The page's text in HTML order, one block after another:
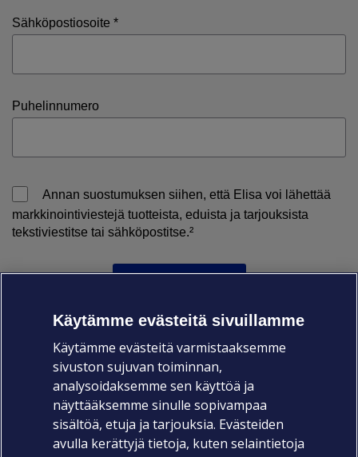
Sähköpostiosoite *
Puhelinnumero
Annan suostumuksen siihen, että Elisa voi lähettää
markkinointiviestejä tuotteista, eduista ja tarjouksista
tekstiviestitse tai sähköpostitse.²
¹ ²) Katso tarkemmin Elisan tietosuojaperiaatteet. Voit milloin
tahansa peruuttaa antamasi suostumuksen
Ilmoittautuessasi webinaariimme, tapahtumaamme tai
lataamalla jonkin oppaistamme tallennamme sinusta tarvittavat
yhteystiedot ja yhdistämme ne asiakastietojärjestelmäämme.
Näin saamme tiedon tekemistäsi toimista esimerkiksi
asiakaspalvelumme tietoon. Yhdistämistä tarvitaan erityisesti
Käytämme evästeitä sivuillamme
Käytämme evästeitä varmistaaksemme
sivuston sujuvan toiminnan,
analysoidaksemme sen käyttöä ja
näyttääksemme sinulle sopivampaa
sisältöä, etuja ja tarjouksia. Evästeiden
avulla kerättyjä tietoja, kuten selaintietoja